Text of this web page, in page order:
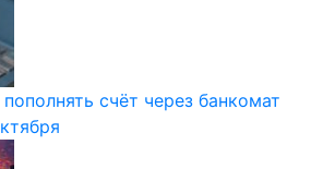
счёт через банкомат